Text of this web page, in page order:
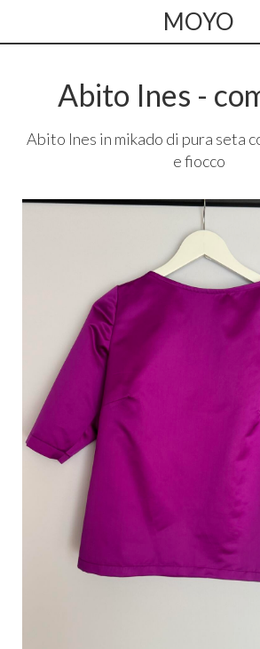
MOYO
Abito Ines -
Abito Ines in mikado di pura seta
e fiocco